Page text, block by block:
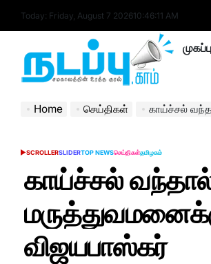
Today: Friday, August 7 202610:46:12 AM
nadappu.com
முகப்பு
Home செய்திகள் காய்ச்சல் வந்தால்,
POSTED
SCROLLERSLIDERTOP NEWSசெய்திகள்தமிழகம்
காய்ச்சல்
விஜயபாஸ்கர்